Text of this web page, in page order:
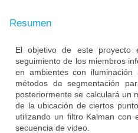
Resumen
El objetivo de este proyecto
seguimiento de los miembros
en ambientes con
métodos de segmentación
posteriormente se calculará un
de la ubicación de ciertos
utilizando un filtro Kalman con
secuencia de video.